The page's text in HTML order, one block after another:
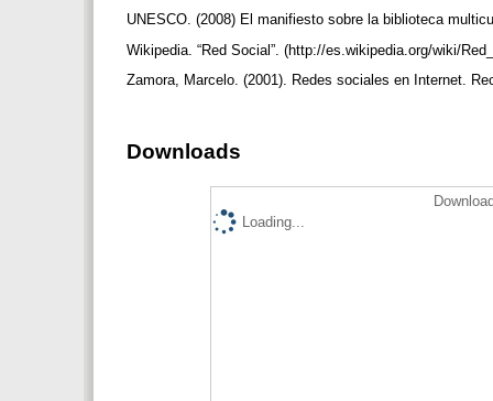
UNESCO. (2008) El manifiesto sobre la biblioteca
Wikipedia. “Red Social”. (http://es.wikipedia.org/wiki/
Zamora, Marcelo. (2001). Redes sociales en Internet.
Downloads
Loading...